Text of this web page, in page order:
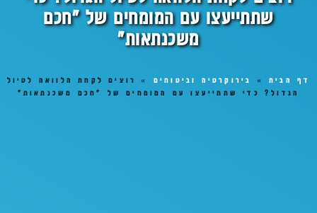
שתתייעצו עם המומחים של "חכם
משכנתאות"
דף הבית» בירוקרטיה וביטוחים »
רוצים לקחת הלוואה לטיול
הגדול? כדי שתתייעצו עם המומחים של "חכם משכנתאות"